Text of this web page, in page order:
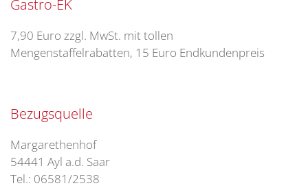
Gastro-EK
7,90 Euro zzgl. MwSt. mit tollen
Mengenstaffelrabatten, 15 Euro Endkundenpreis
Bezugsquelle
Margarethenhof
54441 Ayl a.d. Saar
Tel.: 06581/2538